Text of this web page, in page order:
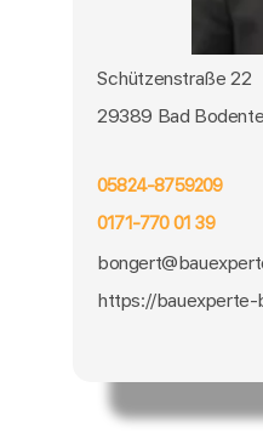
Schützenstraße 22
29389 Bad
05824-8759209
0171-770 01 39
https://bauexperte-